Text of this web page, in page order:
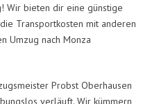
Wir bieten dir eine günstige
Transportkosten mit anderen
Umzug nach Monza
Probst Oberhausen
verläuft. Wir kümmern